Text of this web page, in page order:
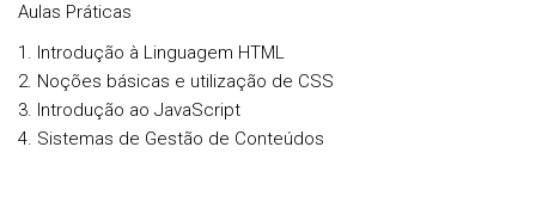
Aulas Práticas
Introdução à Linguagem HTML
Noções básicas e utilização de CSS
Introdução ao JavaScript
Sistemas de Gestão de Conteúdos